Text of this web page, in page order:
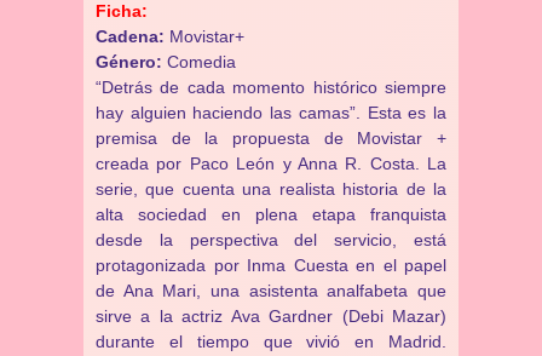
Ficha:
Cadena: Movistar+
Género: Comedia
“Detrás de cada momento histórico siempre
hay alguien haciendo las camas”. Esta es la
premisa de la propuesta de Movistar +
creada por Paco León y Anna R. Costa. La
serie, que cuenta una realista historia de la
alta sociedad en plena etapa franquista
desde la perspectiva del servicio, está
protagonizada por Inma Cuesta en el papel
de Ana Mari, una asistenta analfabeta que
sirve a la actriz Ava Gardner (Debi Mazar)
durante el tiempo que vivió en Madrid.